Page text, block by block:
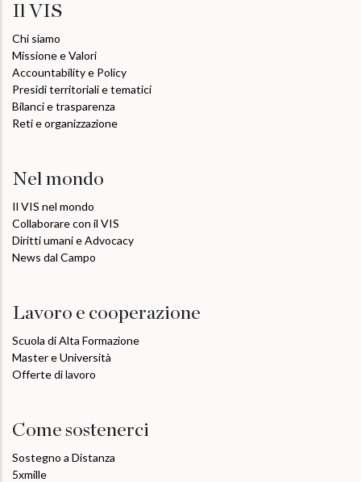
Il VIS
Chi siamo
Missione e Valori
Accountability e Policy
Presidi territoriali e tematici
Bilanci e trasparenza
Reti e organizzazione
Nel mondo
Il VIS nel mondo
Collaborare con il VIS
Diritti umani e Advocacy
News dal Campo
Lavoro e cooperazione
Scuola di Alta Formazione
Master e Università
Offerte di lavoro
Come sostenerci
Sostegno a Distanza
5xmille